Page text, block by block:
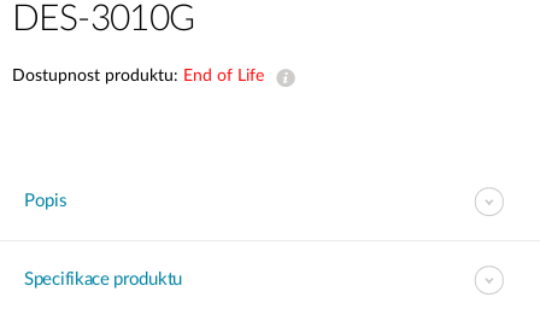
DES-3010G
Dostupnost produktu: End of Life
Popis
Specifikace produktu